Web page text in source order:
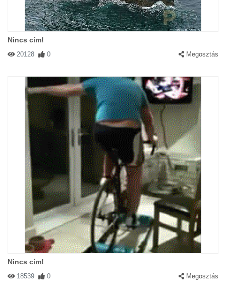
Nincs cím!
20128 0 Megosztás
Nincs cím!
18539 0 Megosztás